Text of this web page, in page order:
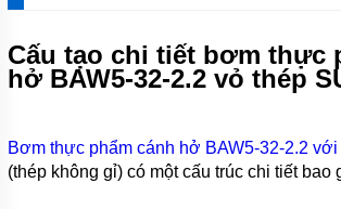
EBARA
HÚT
BÙN
EBARA
Cấu tạo chi tiết bơm thực
hở BAW5-32-2.2 vỏ thép
Bơm thực phẩm cánh hở BAW5-32-2.2
(thép không gỉ) có một cấu trúc chi tiết bao